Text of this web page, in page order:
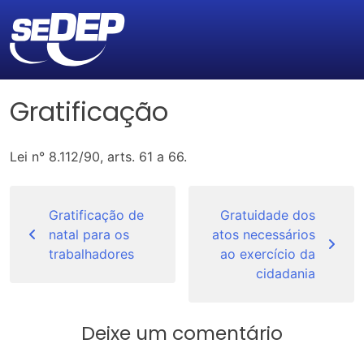
Gratificação
Lei n° 8.112/90, arts. 61 a 66.
Post
Gratificação de
natal para os
trabalhadores
Gratuidade dos
atos necessários
ao exercício da
cidadania
Deixe um comentário